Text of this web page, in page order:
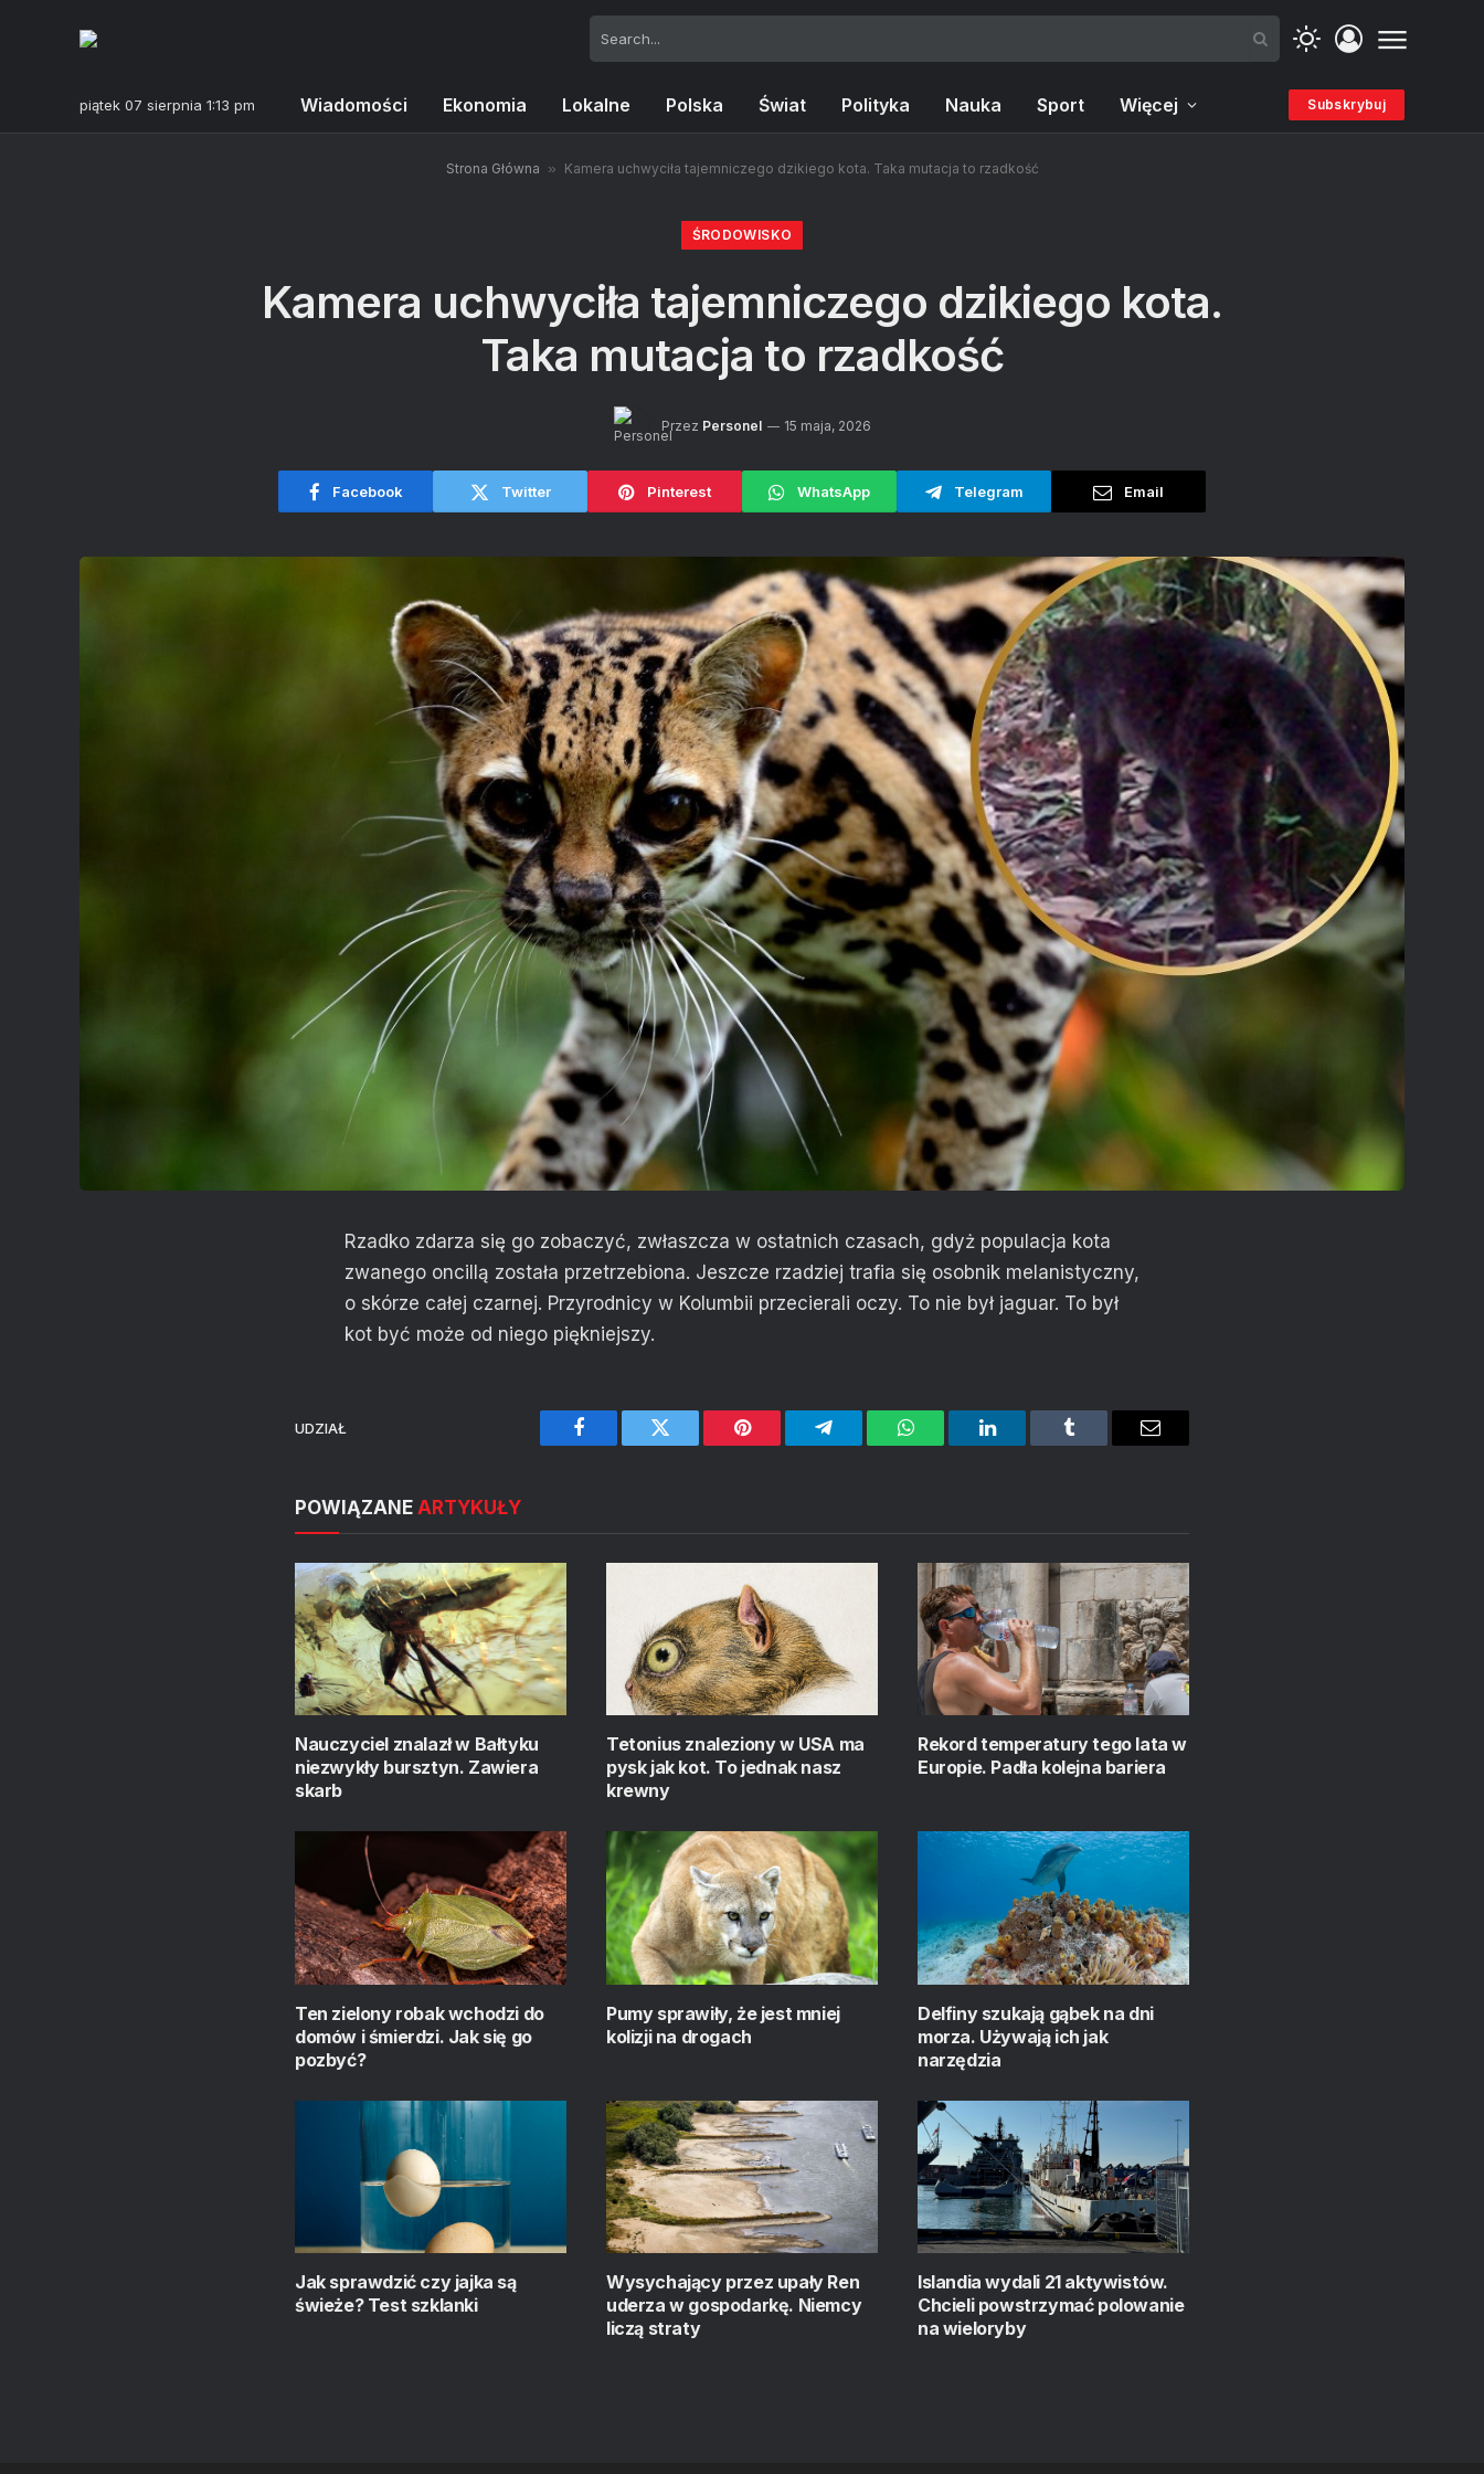
piątek 07 sierpnia 1:13 pm Wiadomości Ekonomia Lokalne Polska Świat Polityka Nauka Sport Więcej Subskrybuj
Strona Główna » Kamera uchwyciła tajemniczego dzikiego kota. Taka mutacja to rzadkość
ŚRODOWISKO
Kamera uchwyciła tajemniczego dzikiego kota.
Taka mutacja to rzadkość
Przez Personel 15 maja, 2026
Facebook Twitter Pinterest WhatsApp Telegram Email
Rzadko zdarza się go zobaczyć, zwłaszcza w ostatnich czasach, gdyż populacja kota
zwanego oncillą została przetrzebiona. Jeszcze rzadziej trafia się osobnik melanistyczny,
o skórze całej czarnej. Przyrodnicy w Kolumbii przecierali oczy. To nie był jaguar. To był
kot być może od niego piękniejszy.
UDZIAŁ
Facebook Twitter Pinterest Telegram WhatsAppLinkedIn Tumblr Email
POWIĄZANE ARTYKUŁY
Nauczyciel znalazł w Bałtyku
niezwykły bursztyn. Zawiera
skarb
Tetonius znaleziony w USA ma
pysk jak kot. To jednak nasz
krewny
Rekord temperatury tego lata w
Europie. Padła kolejna bariera
Ten zielony robak wchodzi do
domów i śmierdzi. Jak się go
pozbyć?
Pumy sprawiły, że jest mniej
kolizji na drogach
Delfiny szukają gąbek na dni
morza. Używają ich jak
narzędzia
Jak sprawdzić czy jajka są
świeże? Test szklanki
Wysychający przez upały Ren
uderza w gospodarkę. Niemcy
liczą straty
Islandia wydali 21 aktywistów.
Chcieli powstrzymać polowanie
na wieloryby